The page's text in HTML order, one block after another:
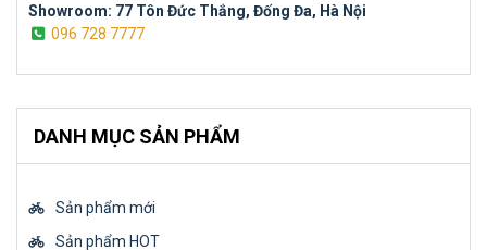
Showroom: 77 Tôn Đức Thắng, Đống Đa, Hà Nội
096 728 7777
DANH MỤC SẢN PHẨM
Sản phẩm mới
Sản phẩm HOT